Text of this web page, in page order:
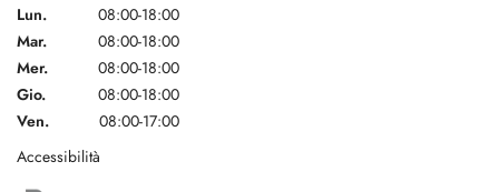
Lun.
08:00-18:00
Mar.
08:00-18:00
Mer.
08:00-18:00
Gio.
08:00-18:00
Ven.
08:00-17:00
Accessibilità